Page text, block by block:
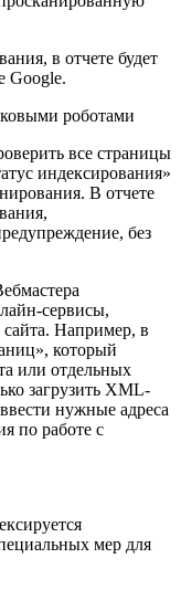
в отчете будет
Google.
все страницы
индексирования»
В отчете
без
сервисы,
Например, в
который
или отдельных
загрузить XML-
нужные адреса
по работе с
мер для